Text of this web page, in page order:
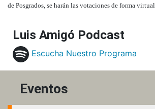
de Posgrados, se harán las votaciones de forma virtual.
Luis Amigó Podcast
Escucha Nuestro Programa
Eventos